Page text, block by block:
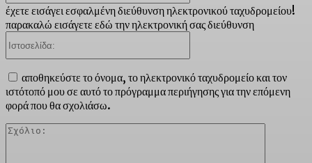
έχετε εισάγει εσφαλμένη διεύθυνση ηλεκτρονικού ταχυδρομείου!
παρακαλώ εισάγετε εδώ την ηλεκτρονική σας διεύθυνση
αποθηκεύστε το όνομα, το ηλεκτρονικό ταχυδρομείο και τον
ιστότοπό μου σε αυτό το πρόγραμμα περιήγησης για την επόμενη
φορά που θα σχολιάσω.